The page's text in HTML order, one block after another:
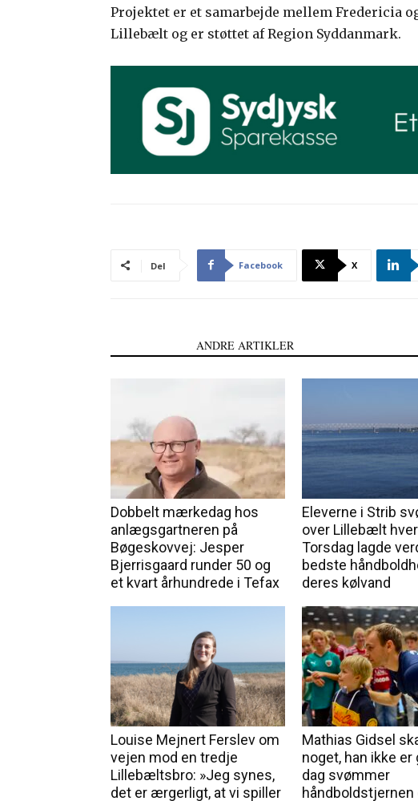
Projektet er et samarbejde mellem Fredericia
Lillebælt og er støttet af Region Syddanmark.
Del Facebook X
ANDRE ARTIKLER
Dobbelt mærkedag hos
anlægsgartneren på
Bøgeskovvej: Jesper
Bjerrisgaard runder 50 og
et kvart århundrede i Tefax
Eleverne i Strib
over Lillebælt
Torsdag lagde
bedste
deres kølvand
Louise Mejnert Ferslev om
vejen mod en tredje
Lillebæltsbro: »Jeg synes,
det er ærgerligt, at vi spiller
Mathias Gidsel
noget, han ikke er
dag svømmer
håndboldstjernen